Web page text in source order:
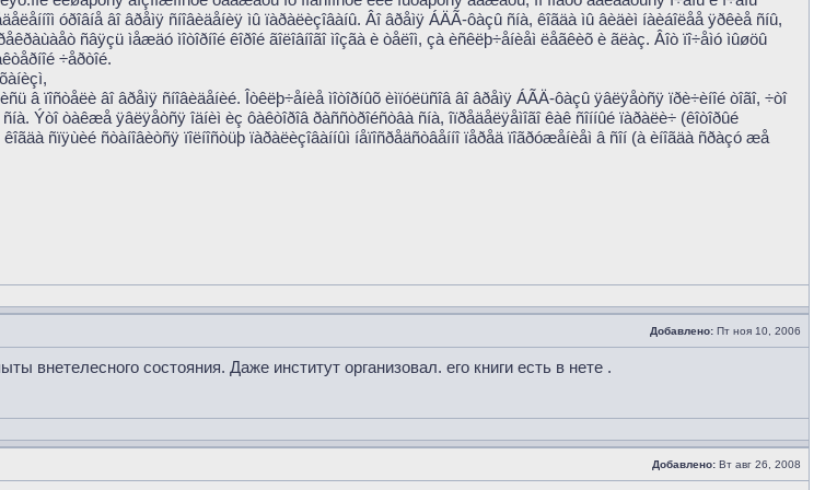
óðîâíå âî âðåìÿ ñíîâèäåíèÿ ìû ïàðàëèçîâàíû. Âî âðåìÿ ÁÄÃ-ôàçû ñíà, êîãäà ìû âèäèì íàèáîëåå ÿðêèå ñíû,
ñâÿçü ìåæäó ìîòîðíîé êîðîé ãîëîâíîãî ìîçãà è òåëîì, çà èñêëþ÷åíèåì ëåãêèõ è ãëàç. Âîò ïî÷åìó ìûøöû
÷åðòîé.
â ïîñòåëè âî âðåìÿ ñíîâèäåíèé. Îòêëþ÷åíèå ìîòîðíûõ èìïóëüñîâ âî âðåìÿ ÁÃÄ-ôàçû ÿâëÿåòñÿ ïðè÷èíîé òîãî, ÷òî
Ýòî òàêæå ÿâëÿåòñÿ îäíèì èç ôàêòîðîâ ðàññòðîéñòâà ñíà, îïðåäåëÿåìîãî êàê ñîííûé ïàðàëè÷ (êîòîðûé
ñïÿùèé ñòàíîâèòñÿ ïîëíîñòüþ ïàðàëèçîâàííûì íåïîñðåäñòâåííî ïåðåä ïîãðóæåíèåì â ñîí (à èíîãäà ñðàçó æå
Добавлено: Пт ноя 10, 2006
внетелесного состояния. Даже институт организовал. его книги есть в нете .
Добавлено: Вт авг 26, 2008